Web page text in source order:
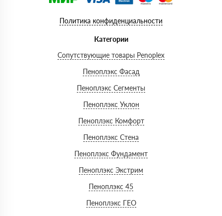
Политика конфиденциальности
Категории
Сопутствующие товары Penoplex
Пеноплэкс Фасад
Пеноплэкс Сегменты
Пеноплэкс Уклон
Пеноплэкс Комфорт
Пеноплэкс Стена
Пеноплэкс Фундамент
Пеноплэкс Экстрим
Пеноплэкс 45
Пеноплэкс ГЕО